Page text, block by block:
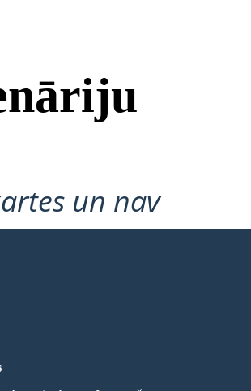
un nav